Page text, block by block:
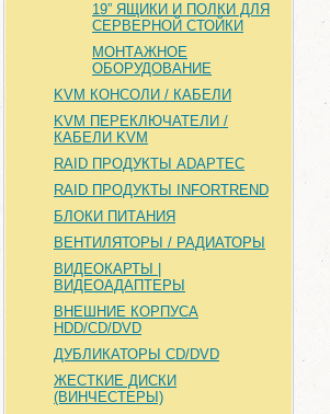
19” ЯЩИКИ И ПОЛКИ ДЛЯ
СЕРВЕРНОЙ СТОЙКИ
МОНТАЖНОЕ
ОБОРУДОВАНИЕ
KVM КОНСОЛИ / КАБЕЛИ
KVM ПЕРЕКЛЮЧАТЕЛИ /
КАБЕЛИ KVM
RAID ПРОДУКТЫ ADAPTEC
RAID ПРОДУКТЫ INFORTREND
БЛОКИ ПИТАНИЯ
ВЕНТИЛЯТОРЫ / РАДИАТОРЫ
ВИДЕОКАРТЫ |
ВИДЕОАДАПТЕРЫ
ВНЕШНИЕ КОРПУСА
HDD/CD/DVD
ДУБЛИКАТОРЫ CD/DVD
ЖЕСТКИЕ ДИСКИ
(ВИНЧЕСТЕРЫ)